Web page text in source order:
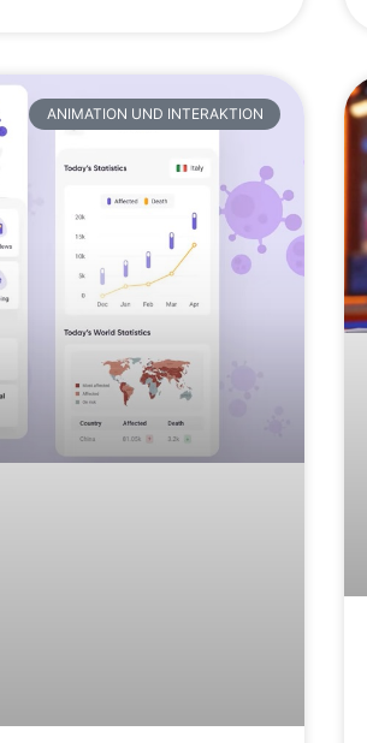
ANIMATION UND INTERAKTION